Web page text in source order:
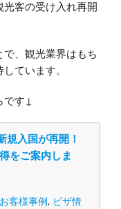
客の受け入れ再開
、観光業界はもち
ています。
です↓
規入国が再開！
をご案内しま
お客様事例, ビザ情